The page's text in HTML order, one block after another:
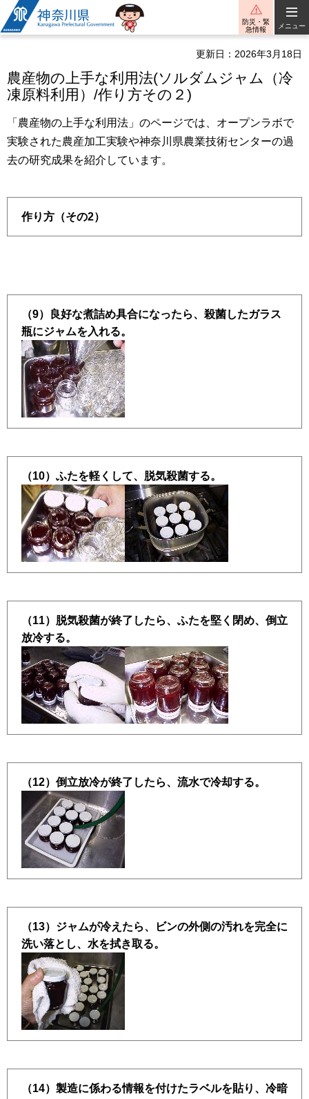
神奈川県
防災・緊
急情報
メニュー
更新日：2026年3月18日
農産物の上手な利用法(ソルダムジャム（冷
凍原料利用）/作り方その２)
「農産物の上手な利用法」のページでは、オープンラボで
実験された農産加工実験や神奈川県農業技術センターの過
去の研究成果を紹介しています。
作り方（その2）
（9）良好な煮詰め具合になったら、殺菌したガラス
瓶にジャムを入れる。
（10）ふたを軽くして、脱気殺菌する。
（11）脱気殺菌が終了したら、ふたを堅く閉め、倒立
放冷する。
（12）倒立放冷が終了したら、流水で冷却する。
（13）ジャムが冷えたら、ビンの外側の汚れを完全に
洗い落とし、水を拭き取る。
（14）製造に係わる情報を付けたラベルを貼り、冷暗